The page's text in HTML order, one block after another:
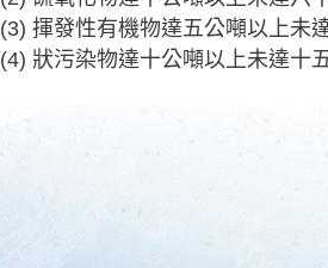
(3) 揮發性有機物達五公噸以上未
(4) 狀污染物達十公噸以上未達十